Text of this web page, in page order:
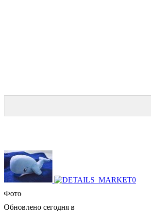
Фото
Обновлено сегодня в